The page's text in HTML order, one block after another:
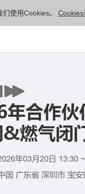
使用Cookies。 Cookies